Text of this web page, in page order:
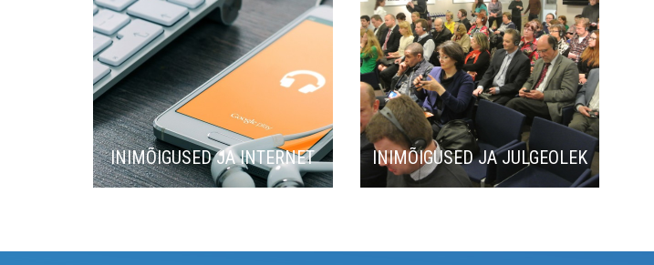
INIMÕIGUSED JA INTERNET INIMÕIGUSED JA JULGEOLEK